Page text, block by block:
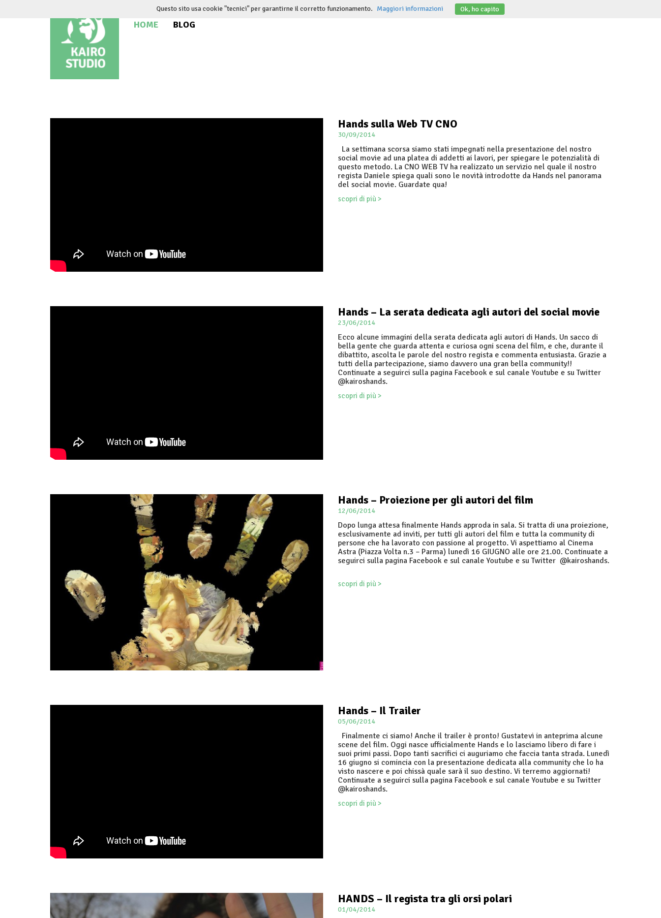
contenuto
HOME BLOG
Hands sulla Web TV CNO
30/09/2014
La settimana scorsa siamo stati impegnati nella presentazione del nostro
social movie ad una platea di addetti ai lavori, per spiegare le potenzialità di
questo metodo. La CNO WEB TV ha realizzato un servizio nel quale il nostro
regista Daniele spiega quali sono le novità introdotte da Hands nel panorama
del social movie. Guardate qua!
scopri di più >
Hands – La serata dedicata agli autori del social movie
23/06/2014
Ecco alcune immagini della serata dedicata agli autori di Hands. Un sacco di
bella gente che guarda attenta e curiosa ogni scena del film, e che, durante il
dibattito, ascolta le parole del nostro regista e commenta entusiasta. Grazie a
tutti della partecipazione, siamo davvero una gran bella community!!
Continuate a seguirci sulla pagina Facebook e sul canale Youtube e su Twitter
@kairoshands.
scopri di più >
Hands – Proiezione per gli autori del film
12/06/2014
Dopo lunga attesa finalmente Hands approda in sala. Si tratta di una proiezione,
esclusivamente ad inviti, per tutti gli autori del film e tutta la community di
persone che ha lavorato con passione al progetto. Vi aspettiamo al Cinema
Astra (Piazza Volta n.3 – Parma) lunedì 16 GIUGNO alle ore 21.00. Continuate a
seguirci sulla pagina Facebook e sul canale Youtube e su Twitter @kairoshands.
scopri di più >
Hands – Il Trailer
05/06/2014
Finalmente ci siamo! Anche il trailer è pronto! Gustatevi in anteprima alcune
scene del film. Oggi nasce ufficialmente Hands e lo lasciamo libero di fare i
suoi primi passi. Dopo tanti sacrifici ci auguriamo che faccia tanta strada. Lunedì
16 giugno si comincia con la presentazione dedicata alla community che lo ha
visto nascere e poi chissà quale sarà il suo destino. Vi terremo aggiornati!
Continuate a seguirci sulla pagina Facebook e sul canale Youtube e su Twitter
@kairoshands.
scopri di più >
HANDS – Il regista tra gli orsi polari
01/04/2014
Questo sito usa cookie "tecnici" per garantirne il corretto funzionamento. Maggiori informazioni Ok, ho capito